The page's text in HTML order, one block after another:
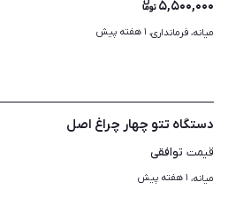
۵,۵۰۰,۰۰۰
میانه، فرمانداری، ۱ هفته پیش
دستگاه تتو چهار چراغ اصل
قیمت توافقی
میانه، ۱ هفته پیش